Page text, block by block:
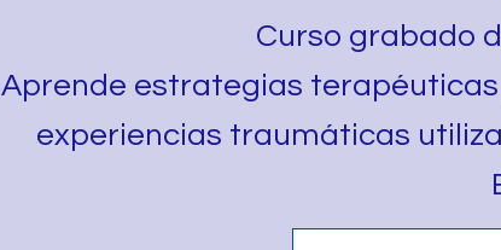
Curso grabado
Aprende estrategias
experiencias traumáticas